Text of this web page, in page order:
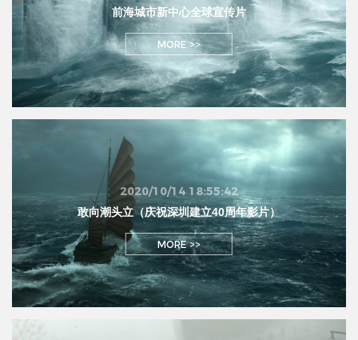
前海城市新中心全球宣传片
MORE >>
2020/10/14 18:55:42
敢向潮头立（庆祝深圳建立40周年影片）
MORE >>